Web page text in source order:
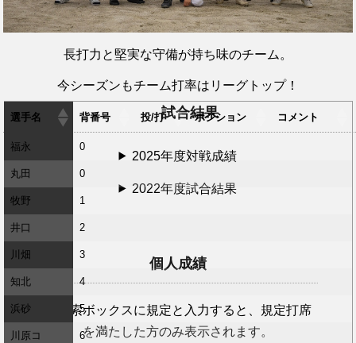
長打力と堅実な守備が持ち味のチーム。
今シーズンもチーム打率はリーグトップ！
選手名 背番号 投/打 ポジション コメント
福永 0
丸田 0
牧野 1
井口 2
川畑 3
知北 4
浜砂 5
川原コ 6
試合結果
2025年度対戦成績
2022年度試合結果
個人成績
※検索ボックスに規定と入力すると、規定打席
を満たした方のみ表示されます。